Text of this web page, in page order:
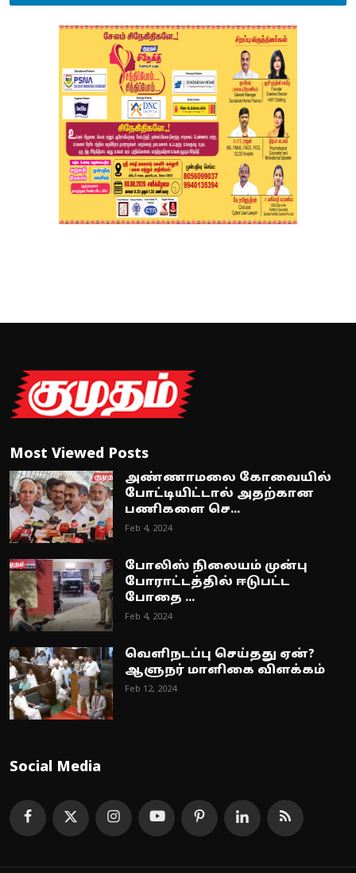
Most Viewed Posts
அண்ணாமலை கோவையில்
போட்டியிட்டால் அதற்கான
பணிகளை செ...
Feb 4, 2024
போலிஸ் நிலையம் முன்பு
போராட்டத்தில் ஈடுபட்ட
போதை ...
Feb 4, 2024
வெளிநடப்பு செய்தது ஏன்?
ஆளுநர் மாளிகை விளக்கம்
Feb 12, 2024
Social Media